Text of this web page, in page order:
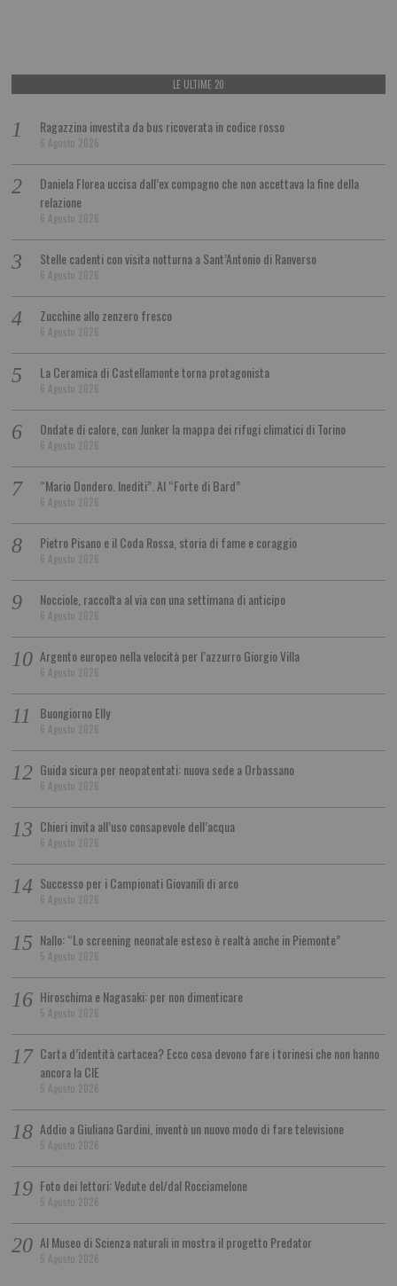
LE ULTIME 20
Ragazzina investita da bus ricoverata in codice rosso
6 Agosto 2026
Daniela Florea uccisa dall’ex compagno che non accettava la fine della
relazione
6 Agosto 2026
Stelle cadenti con visita notturna a Sant’Antonio di Ranverso
6 Agosto 2026
Zucchine allo zenzero fresco
6 Agosto 2026
La Ceramica di Castellamonte torna protagonista
6 Agosto 2026
Ondate di calore, con Junker la mappa dei rifugi climatici di Torino
6 Agosto 2026
“Mario Dondero. Inediti”. Al “Forte di Bard”
6 Agosto 2026
Pietro Pisano e il Coda Rossa, storia di fame e coraggio
6 Agosto 2026
Nocciole, raccolta al via con una settimana di anticipo
6 Agosto 2026
Argento europeo nella velocità per l’azzurro Giorgio Villa
6 Agosto 2026
Buongiorno Elly
6 Agosto 2026
Guida sicura per neopatentati: nuova sede a Orbassano
6 Agosto 2026
Chieri invita all’uso consapevole dell’acqua
6 Agosto 2026
Successo per i Campionati Giovanili di arco
6 Agosto 2026
Nallo: “Lo screening neonatale esteso è realtà anche in Piemonte”
5 Agosto 2026
Hiroschima e Nagasaki: per non dimenticare
5 Agosto 2026
Carta d’identità cartacea? Ecco cosa devono fare i torinesi che non hanno
ancora la CIE
5 Agosto 2026
Addio a Giuliana Gardini, inventò un nuovo modo di fare televisione
5 Agosto 2026
Foto dei lettori: Vedute del/dal Rocciamelone
5 Agosto 2026
Al Museo di Scienza naturali in mostra il progetto Predator
5 Agosto 2026